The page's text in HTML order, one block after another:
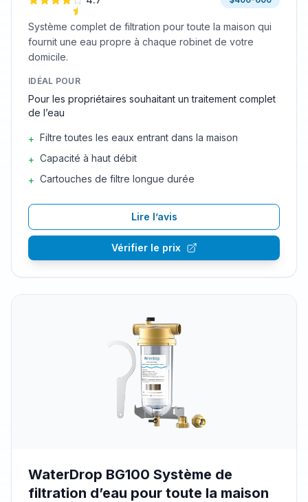
Système complet de filtration pour toute la maison qui
fournit une eau propre à chaque robinet de votre
domicile.
IDÉAL POUR
Pour les propriétaires souhaitant un traitement complet
de l’eau
+ Filtre toutes les eaux entrant dans la maison
+ Capacité à haut débit
+ Cartouches de filtre longue durée
Lire l’avis
Vérifier le prix
WaterDrop BG100 Système de
filtration d’eau pour toute la maison